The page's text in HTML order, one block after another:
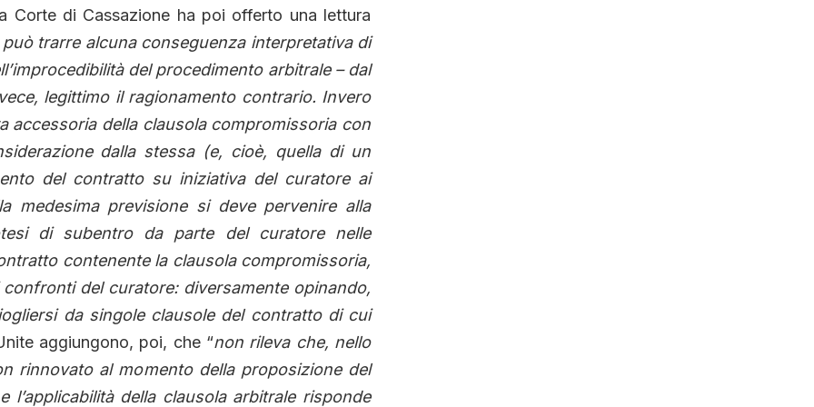
Corte di Cassazione ha poi offerto una lettura
trarre alcuna conseguenza interpretativa di
del procedimento arbitrale – dal
legittimo il ragionamento contrario. Invero
della clausola compromissoria con
dalla stessa (e, cioè, quella di un
del contratto su iniziativa del curatore ai
medesima previsione si deve pervenire alla
di subentro da parte del curatore nelle
contenente la clausola compromissoria,
del curatore: diversamente opinando,
da singole clausole del contratto di cui
aggiungono, poi, che “non rileva che, nello
rinnovato al momento della proposizione del
della clausola arbitrale risponde